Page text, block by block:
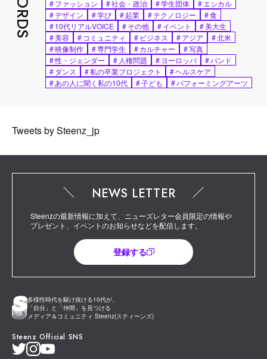
#ファッション #社会・政治 #学生団体 #エシカル
#デザイン #学び #起業 #テクノロジー #食
#10代リアルVOICE #その他 #イベント #美大生
#美容 # コミュニティ # ビジネス #アジア #北米
#映像制作 #専門学生 #カルチャー #写真
#性・ジェンダー # 人権問題 #ヨーロッパ #バンド
#ダンス #私の卒業プロジェクト #ヘルスケア
#あの人に聞く私の10代 #子ども #パフォーミングアーツ
Tweets by Steenz_jp
多様性時代を駆け抜ける10代が、
「自分」と「仲間」を見つける
メディア＆コミュニティ Steenz(スティーンズ)
Steenz Official SNS
NEWS LETTER
Steenzの最新情報に加えて、ニューズレター会員限定の情報や
プレゼント、イベントのお知らせなどを配信します。
登録する